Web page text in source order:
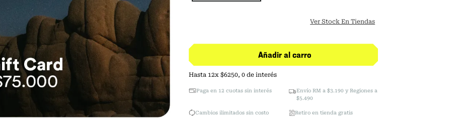
Ver Stock En Tiendas
Añadir al carro
Hasta 12x$6250,0 de interés
Paga en 12 cuotas sin interés
Envío RM a $3.190 y Regiones a
$5.490
Cambios ilimitados sin costo Retiro en tienda gratis